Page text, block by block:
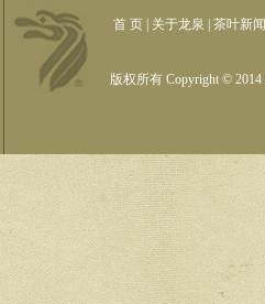
首 页 关于龙泉 茶叶新闻
版权所有 Copyright ©